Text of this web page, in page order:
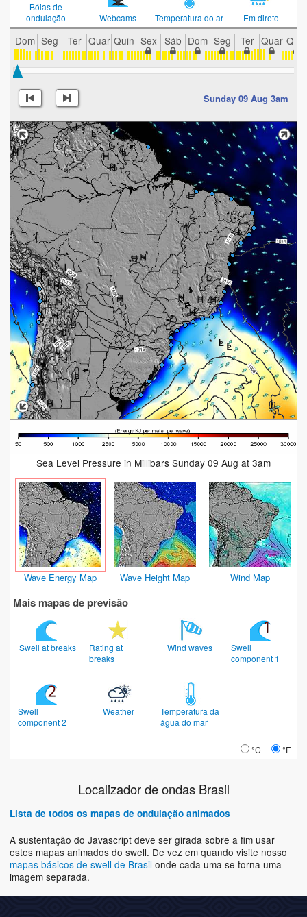
Bóias de
ondulação
Webcams Temperatura do ar Em direto
Dom Seg Ter Quar Quin Sex Sáb Dom Seg Ter Quar Quin
Sunday 09 Aug 3am
Sea Level Pressure in Millibars Sunday 09 Aug at 3am
Wave Energy Map Wave Height Map Wind Map
Mais mapas de previsão
Swell at breaks
Rating at
breaks
Wind waves
Swell
component 1
Swell
component 2
Weather
Temperatura da
água do mar
°C °F
Localizador de ondas Brasil
Lista de todos os mapas de ondulação animados
A sustentação do Javascript deve ser girada sobre a fim usar
estes mapas animados do swell. De vez em quando visite nosso
mapas básicos de swell de Brasil onde cada uma se torna uma
imagem separada.